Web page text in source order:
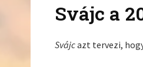
Svájc a
Svájcazt tervezi,